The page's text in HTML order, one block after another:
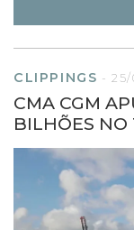
CLIPPINGS - 25/
CMA CGM
BILHÕES NO